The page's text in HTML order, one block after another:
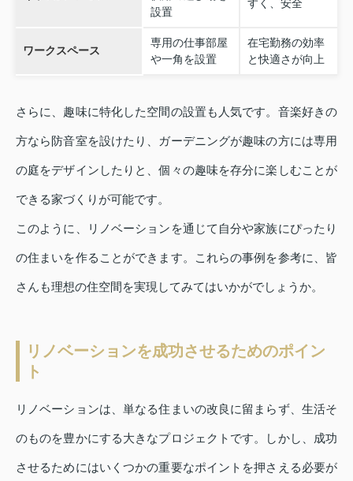
設置
すく、安全
ワークスペース
専用の仕事部屋
や一角を設置
在宅勤務の効率
と快適さが向上
さらに、趣味に特化した空間の設置も人気です。音楽好きの
方なら防音室を設けたり、ガーデニングが趣味の方には専用
の庭をデザインしたりと、個々の趣味を存分に楽しむことが
できる家づくりが可能です。
このように、リノベーションを通じて自分や家族にぴったり
の住まいを作ることができます。これらの事例を参考に、皆
さんも理想の住空間を実現してみてはいかがでしょうか。
リノベーションを成功させるためのポイン
ト
リノベーションは、単なる住まいの改良に留まらず、生活そ
のものを豊かにする大きなプロジェクトです。しかし、成功
させるためにはいくつかの重要なポイントを押さえる必要が